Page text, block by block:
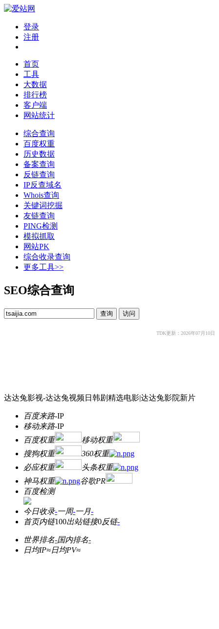
登录
注册
首页
工具
大数据
排行榜
客户端
网站统计
综合查询
百度权重
历史数据
备案查询
反链查询
IP反查域名
Whois查询
关键词挖掘
友链查询
PING检测
模拟抓取
网站PK
综合收录查询
更多工具>>
SEO综合查询
TDK更新：2026年07月10日
达达兔影视-达达兔视频日韩剧精选电影|达达兔影院新片
百度来路-IP
移动来路-IP
百度权重
移动权重
搜狗权重
360权重
必应权重
头条权重
神马权重
谷歌PR
百度检测
今日收录-一周-一月-
首页内链100出站链接0反链-
世界排名-国内排名-
日均IP≈日均PV≈